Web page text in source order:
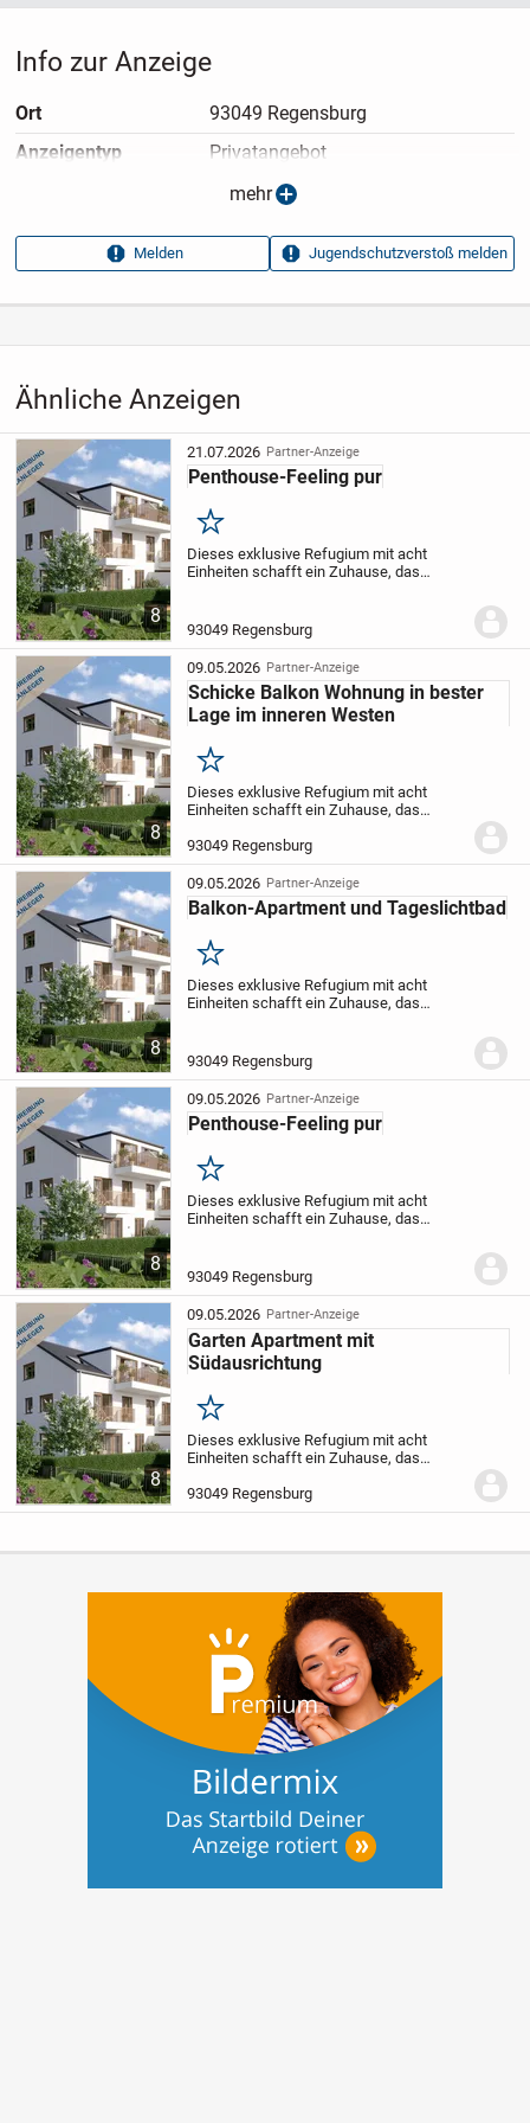
Ähnliche Anzeigen
8
21.07.2026 Partner-Anzeige
Penthouse-Feeling pur
Merken
Dieses exklusive Refugium mit acht
Einheiten schafft ein Zuhause, das
besticht durch zurückhaltende Moderne
und fügt sich...
93049 Regensburg
8
09.05.2026 Partner-Anzeige
Schicke Balkon Wohnung in bester
Lage im inneren Westen
Merken
Dieses exklusive Refugium mit acht
Einheiten schafft ein Zuhause, das
angenehme Weise vereint. Die Architektur
besticht durch zurückhaltende Moderne
und fügt sich...
93049 Regensburg
8
09.05.2026 Partner-Anzeige
Balkon-Apartment und Tageslichtbad
Merken
Dieses exklusive Refugium mit acht
Einheiten schafft ein Zuhause, das
besticht durch zurückhaltende Moderne
und fügt sich...
93049 Regensburg
8
09.05.2026 Partner-Anzeige
Penthouse-Feeling pur
Merken
Dieses exklusive Refugium mit acht
Einheiten schafft ein Zuhause, das
besticht durch zurückhaltende Moderne
und fügt sich...
93049 Regensburg
8
09.05.2026 Partner-Anzeige
Garten Apartment mit
Südausrichtung
Merken
Dieses exklusive Refugium mit acht
Einheiten schafft ein Zuhause, das
angenehme Weise vereint. Die Architektur
besticht durch zurückhaltende Moderne
93049 Regensburg
Info zur Anzeige
Ort
93049 Regensburg
Anzeigen­typ
Privatangebot
09.05.2026
Aufrufe dieser
11
mehr
Melden Jugendschutzverstoß melden